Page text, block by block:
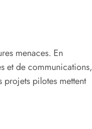
menaces. En
et de communications,
projets pilotes mettent